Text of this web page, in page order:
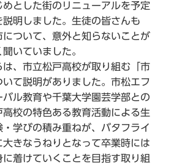
めとした街のリニューアルを予定
説明しました。生徒の皆さんも
について、意外と知らないことが
いていました。
、市立松戸高校が取り組む「市
て説明がありました。市松エフ
バル教育や千葉大学園芸学部との
校の特色ある教育活動による生
学びの積み重ねが、バタフライ
きなうねりとなって卒業時には
着けていくことを目指す取り組